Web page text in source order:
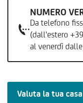
NUMERO
Da telefono
(dall'estero
al venerdì
Valuta la tua casa